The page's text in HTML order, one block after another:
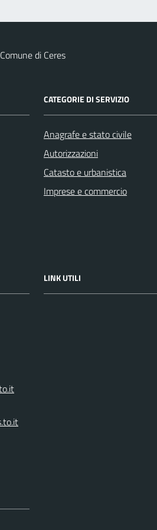
Comune di Ceres
CATEGORIE DI SERVIZIO
Anagrafe e stato civile
Autorizzazioni
Catasto e urbanistica
Imprese e commercio
LINK UTILI